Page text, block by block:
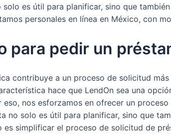
solo es útil para planificar, sino que
personales en línea en México, con
para pedir un
contribuye a un proceso de solicitud
hace que LendOn sea una
eso, nos esforzamos en ofrecer un
no solo es útil para planificar, sino que
simplificar el proceso de solicitud de